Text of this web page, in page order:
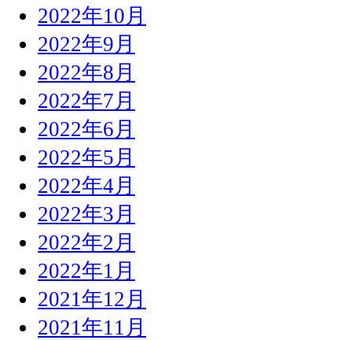
2022年10月
2022年9月
2022年8月
2022年7月
2022年6月
2022年5月
2022年4月
2022年3月
2022年2月
2022年1月
2021年12月
2021年11月